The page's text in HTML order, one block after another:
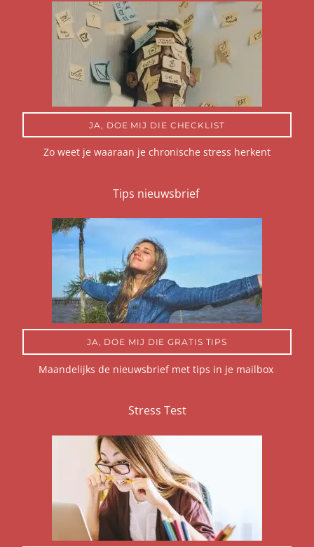
JA, DOE MIJ DIE CHECKLIST
Zo weet je waaraan je chronische stress herkent
Tips nieuwsbrief
JA, DOE MIJ DIE GRATIS TIPS
Maandelijks de nieuwsbrief met tips in je mailbox
Stress Test